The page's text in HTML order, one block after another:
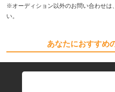
※オーディション以外のお問い合わせは
い。
あなたにおすすめ